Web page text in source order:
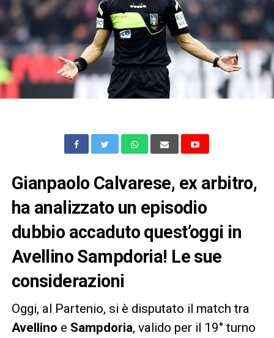
Gianpaolo Calvarese, ex arbitro,
ha analizzato un episodio
dubbio accaduto quest’oggi in
Avellino Sampdoria! Le sue
considerazioni
Oggi, al Partenio, si è disputato il match tra
Avellino e Sampdoria, valido per il 19° turno